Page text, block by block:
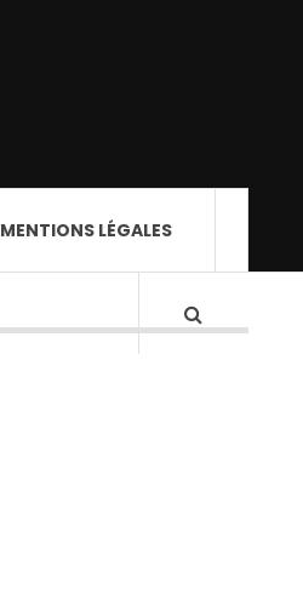
MENTIONS LÉGALES